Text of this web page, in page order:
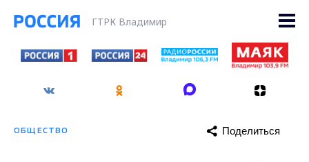
ГТРК Владимир
ОБЩЕСТВО Поделиться